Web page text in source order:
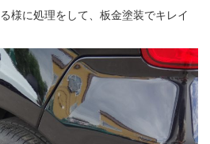
様に処理をして、板金塗装でキレイ